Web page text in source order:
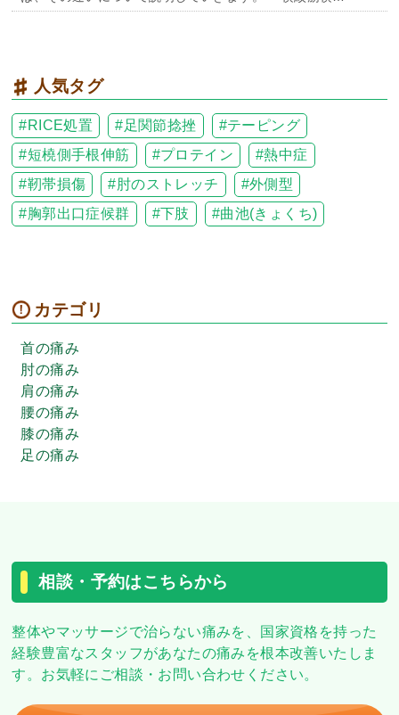
人気タグ
RICE処置 足関節捻挫
テーピング
短橈側手根伸筋
プロテイン
熱中症
靭帯損傷
肘のストレッチ
外側型
胸郭出口症候群
下肢 曲池(きょくち)
カテゴリ
首の痛み
肘の痛み
肩の痛み
腰の痛み
膝の痛み
足の痛み
相談・予約はこちらから
整体やマッサージで治らない痛みを、
国家資格を持った
経験豊富なスタッフがあなたの痛みを根本改善いたしま
す。 お気軽にご相談・お問い合わせください。